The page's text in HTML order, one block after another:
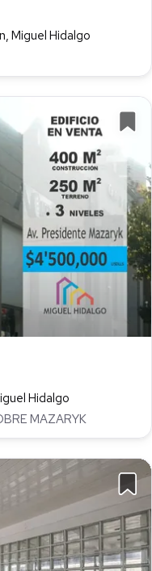
Miguel Hidalgo
Hidalgo
MAZARYK